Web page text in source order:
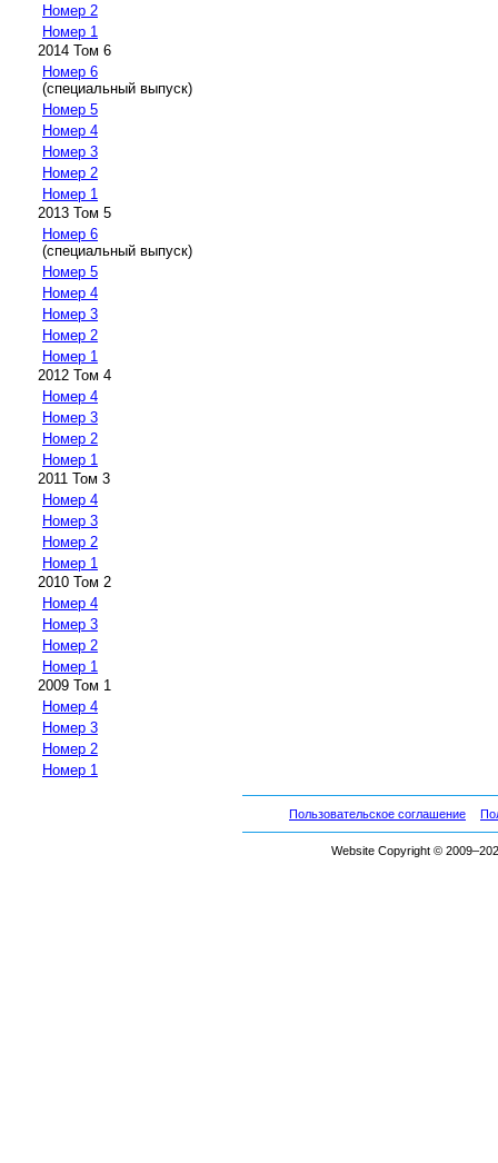
Номер 2
Номер 1
2014 Том 6
Номер 6
(специальный выпуск)
Номер 5
Номер 4
Номер 3
Номер 2
Номер 1
2013 Том 5
Номер 6
(специальный выпуск)
Номер 5
Номер 4
Номер 3
Номер 2
Номер 1
2012 Том 4
Номер 4
Номер 3
Номер 2
Номер 1
2011 Том 3
Номер 4
Номер 3
Номер 2
Номер 1
2010 Том 2
Номер 4
Номер 3
Номер 2
Номер 1
2009 Том 1
Номер 4
Номер 3
Номер 2
Номер 1
Пользовательское соглашение
Website Copyright ©